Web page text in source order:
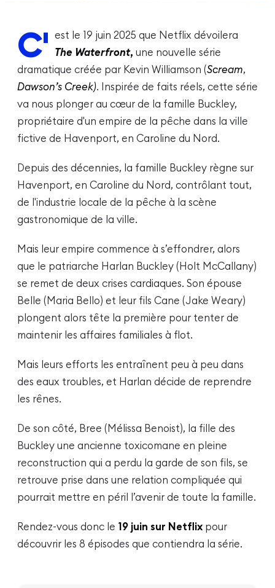
©2026planèteséries · Site créé avec ❤️par Hello-Alex
C' est le 19 juin 2025 que Netflix dévoilera
The Waterfront, une nouvelle série
dramatique créée par Kevin Williamson (Scream,
Dawson’s Creek). Inspirée de faits réels, cette série
va nous plonger au cœur de la famille Buckley,
propriétaire d'un empire de la pêche dans la ville
fictive de Havenport, en Caroline du Nord.
Depuis des décennies, la famille Buckley règne sur
Havenport, en Caroline du Nord, contrôlant tout,
de l'industrie locale de la pêche à la scène
gastronomique de la ville.
Mais leur empire commence à s’effondrer, alors
que le patriarche Harlan Buckley (Holt McCallany)
se remet de deux crises cardiaques. Son épouse
Belle (Maria Bello) et leur fils Cane (Jake Weary)
plongent alors tête la première pour tenter de
maintenir les affaires familiales à flot.
Mais leurs efforts les entraînent peu à peu dans
des eaux troubles, et Harlan décide de reprendre
les rênes.
De son côté, Bree (Mélissa Benoist), la fille des
Buckley une ancienne toxicomane en pleine
reconstruction qui a perdu la garde de son fils, se
retrouve prise dans une relation compliquée qui
pourrait mettre en péril l’avenir de toute la famille.
Rendez-vous donc le 19 juin sur Netflix pour
découvrir les 8 épisodes que contiendra la série.